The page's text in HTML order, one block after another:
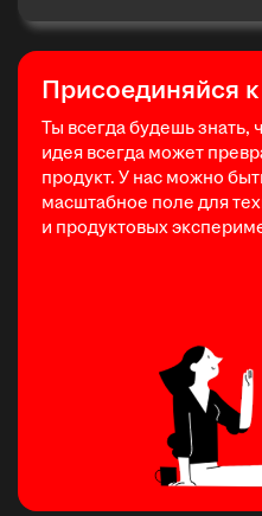
Присоединяйся
Ты всегда будешь знать,
идея всегда может
продукт. У нас можно
масштабное поле для
и продуктовых